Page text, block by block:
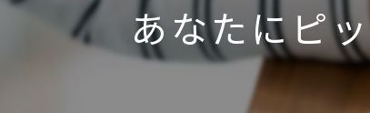
あなたにピ